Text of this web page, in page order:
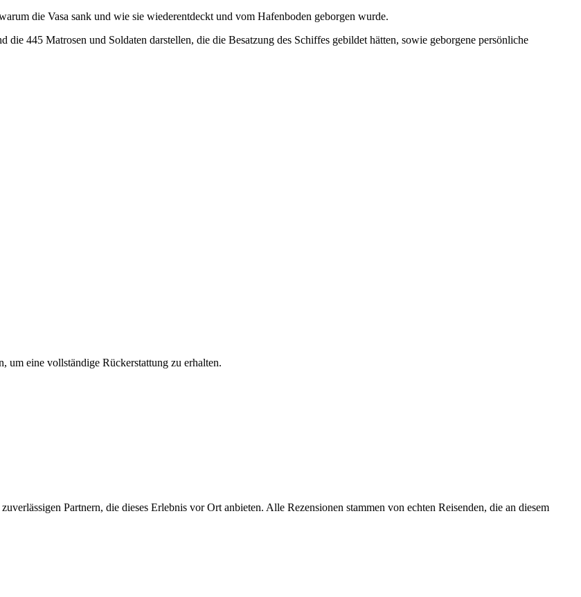
die Vasa sank und wie sie wiederentdeckt und vom Hafenboden geborgen wurde.
die 445 Matrosen und Soldaten darstellen, die die Besatzung des Schiffes gebildet hätten, sowie geborgene persönliche
um eine vollständige Rückerstattung zu erhalten.
Partnern, die dieses Erlebnis vor Ort anbieten. Alle Rezensionen stammen von echten Reisenden, die an diesem